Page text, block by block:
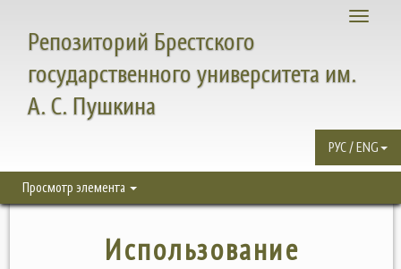
Toggle
Репозиторий Брестского
государственного университета им.
А. С. Пушкина
РУС / ENG
Просмотр элемента
Использование